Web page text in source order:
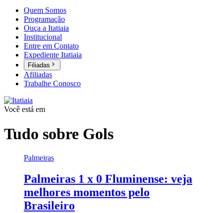
Quem Somos
Programação
Ouça a Itatiaia
Institucional
Entre em Contato
Expediente Itatiaia
Filiadas
Afiliadas
Trabalhe Conosco
Você está em
Tudo sobre Gols
Palmeiras
Palmeiras 1 x 0 Fluminense: veja
melhores momentos pelo
Brasileiro